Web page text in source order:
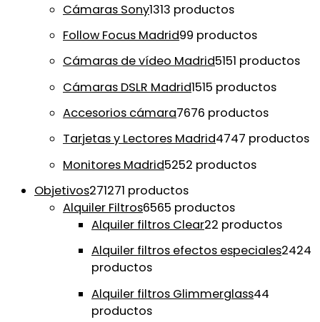
Cámaras Sony1313 productos
Follow Focus Madrid99 productos
Cámaras de vídeo Madrid5151 productos
Cámaras DSLR Madrid1515 productos
Accesorios cámara7676 productos
Tarjetas y Lectores Madrid4747 productos
Monitores Madrid5252 productos
Objetivos271271 productos
Alquiler Filtros6565 productos
Alquiler filtros Clear22 productos
Alquiler filtros efectos especiales2424
productos
Alquiler filtros Glimmerglass44
productos